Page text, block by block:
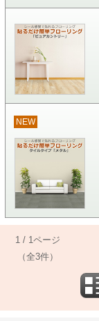
NEW
1 / 1ページ
（全3件）